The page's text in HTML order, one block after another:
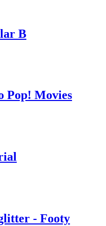
B
Pop! Movies
- Footy